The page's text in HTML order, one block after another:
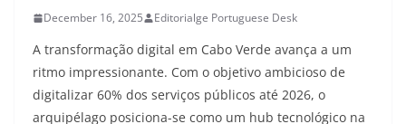
December 16, 2025 Editorialge Portuguese Desk
A transformação digital em Cabo Verde avança a um
ritmo impressionante. Com o objetivo ambicioso de
digitalizar 60% dos serviços públicos até 2026, o
arquipélago posiciona-se como um hub tecnológico na